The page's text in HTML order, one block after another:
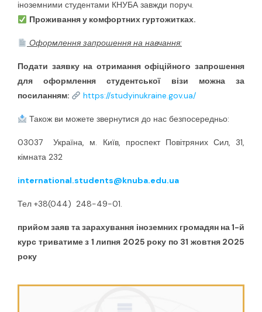
іноземними студентами КНУБА завжди поруч.
Проживання у комфортних гуртожитках.
Оформлення запрошення на навчання:
Подати заявку на отримання офіційного запрошення
для оформлення студентської візи можна за
посиланням:
https://studyinukraine.gov.ua/
Також ви можете звернутися до нас безпосередньо:
03037 Україна, м. Київ, проспект Повітряних Сил, 31,
кімната 232
international.students@knuba.edu.ua
Тел +38(044) 248-49-01.
прийом заяв та зарахування іноземних громадян на 1-й
курс триватимез 1 липня 2025 року по 31 жовтня 2025
року